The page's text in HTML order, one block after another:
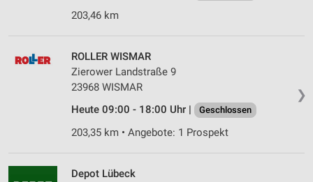
203,46 km
❯
ROLLER WISMAR
Zierower Landstraße 9
23968 WISMAR
Heute 09:00 - 18:00 Uhr |
Geschlossen
203,35 km • Angebote: 1 Prospekt
Depot Lübeck